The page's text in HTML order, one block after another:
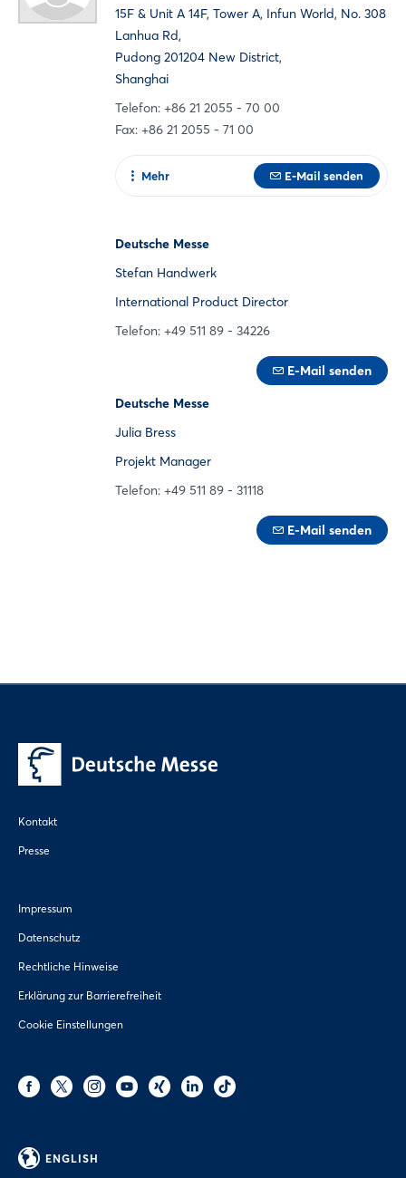
15F & Unit A 14F, Tower A, Infun World, No. 308
Lanhua Rd,
Pudong 201204 New District,
Shanghai
Telefon: +86 21 2055 - 70 00
Fax: +86 21 2055 - 71 00
E-Mail senden
Mehr
Deutsche Messe
Stefan Handwerk
International Product Director
Telefon: +49 511 89 - 34226
E-Mail senden
Deutsche Messe
Julia Bress
Projekt Manager
Telefon: +49 511 89 - 31118
E-Mail senden
Kontakt
Presse
Impressum
Datenschutz
Rechtliche Hinweise
Erklärung zur Barrierefreiheit
Cookie Einstellungen
ENGLISH